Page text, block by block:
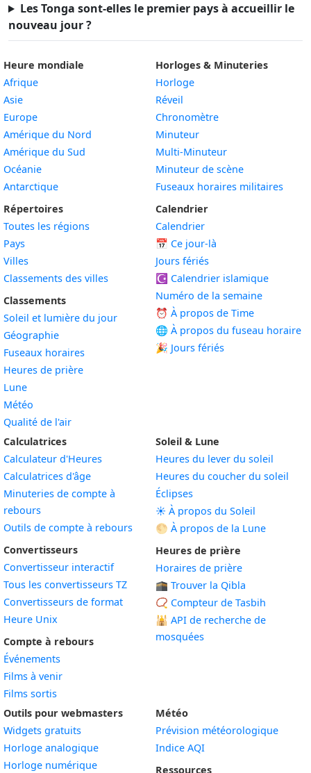
Les Tonga sont-elles le premier pays à accueillir le
nouveau jour ?
Heure mondiale
Afrique
Asie
Europe
Amérique du Nord
Amérique du Sud
Océanie
Antarctique
Répertoires
Toutes les régions
Pays
Villes
Classements des villes
Classements
Soleil et lumière du jour
Géographie
Fuseaux horaires
Heures de prière
Lune
Météo
Qualité de l'air
Horloges & Minuteries
Horloge
Réveil
Chronomètre
Minuteur
Multi-Minuteur
Minuteur de scène
Fuseaux horaires militaires
Calendrier
Calendrier
📅 Ce jour-là
Jours fériés
☪️ Calendrier islamique
Numéro de la semaine
⏰ À propos de Time
🌐 À propos du fuseau horaire
🎉 Jours fériés
Calculatrices
Calculateur d'Heures
Calculatrices d'âge
Minuteries de compte à
rebours
Outils de compte à rebours
Convertisseurs
Convertisseur interactif
Tous les convertisseurs TZ
Convertisseurs de format
Heure Unix
Compte à rebours
Événements
Films à venir
Films sortis
Soleil & Lune
Heures du lever du soleil
Heures du coucher du soleil
Éclipses
☀️ À propos du Soleil
🌕 À propos de la Lune
Heures de prière
Horaires de prière
🕋 Trouver la Qibla
📿 Compteur de Tasbih
🕌 API de recherche de
mosquées
Outils pour webmasters
Widgets gratuits
Horloge analogiqueWidget
Horloge numériqueWidget
Météo
Prévision météorologique
Indice AQI
Ressources